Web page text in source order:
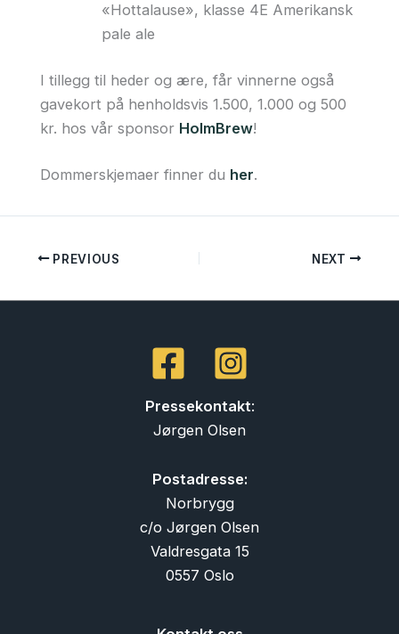
«Hottalause», klasse 4E Amerikansk
pale ale
I tillegg til heder og ære, får vinnerne også
gavekort på henholdsvis 1.500, 1.000 og 500
kr. hos vår sponsor HolmBrew!
Dommerskjemaer finner du her.
PREVIOUS NEXT
Pressekontakt:
Jørgen Olsen
Postadresse:
Norbrygg
c/o Jørgen Olsen
Valdresgata 15
0557 Oslo